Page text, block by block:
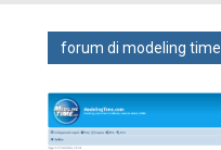
forum di modeling time